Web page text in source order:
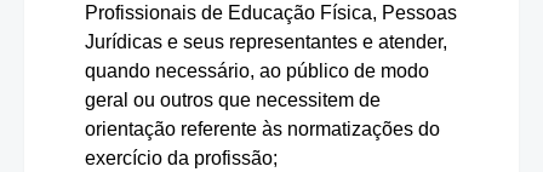
Profissionais de Educação Física, Pessoas
Jurídicas e seus representantes e atender,
quando necessário, ao público de modo
geral ou outros que necessitem de
orientação referente às normatizações do
exercício da profissão;